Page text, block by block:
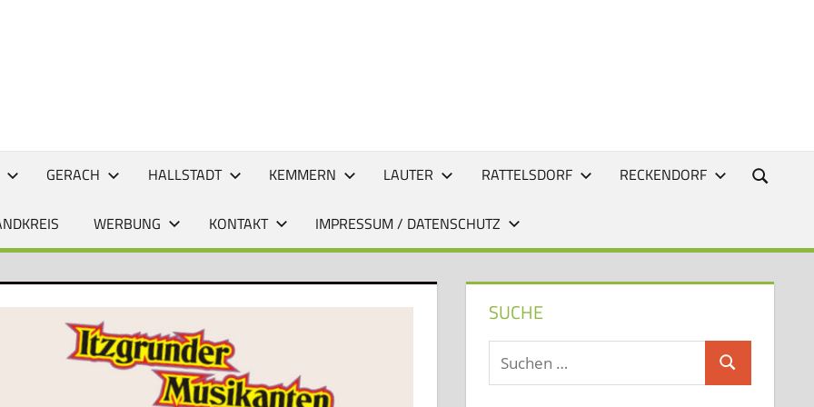
GERACH HALLSTADT KEMMERN LAUTER RATTELSDORF RECKENDORF
WERBUNG KONTAKT IMPRESSUM / DATENSCHUTZ
SUCHE
Suchen
nach:
Suchen